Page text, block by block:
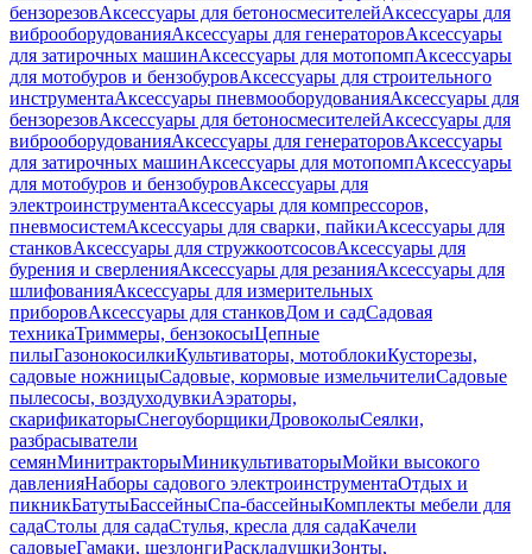
бензорезовАксессуары для бетоносмесителейАксессуары для
виброоборудованияАксессуары для генераторовАксессуары
для затирочных машинАксессуары для мотопомпАксессуары
для мотобуров и бензобуровАксессуары для строительного
инструментаАксессуары пневмооборудованияАксессуары для
бензорезовАксессуары для бетоносмесителейАксессуары для
виброоборудованияАксессуары для генераторовАксессуары
для затирочных машинАксессуары для мотопомпАксессуары
для мотобуров и бензобуровАксессуары для
электроинструментаАксессуары для компрессоров,
пневмосистемАксессуары для сварки, пайкиАксессуары для
станковАксессуары для стружкоотсосовАксессуары для
бурения и сверленияАксессуары для резанияАксессуары для
шлифованияАксессуары для измерительных
приборовАксессуары для станковДом и садСадовая
техникаТриммеры, бензокосыЦепные
пилыГазонокосилкиКультиваторы, мотоблокиКусторезы,
садовые ножницыСадовые, кормовые измельчителиСадовые
пылесосы, воздуходувкиАэраторы,
скарификаторыСнегоуборщикиДровоколыСеялки,
разбрасыватели
семянМинитракторыМиникультиваторыМойки высокого
давленияНаборы садового электроинструментаОтдых и
пикникБатутыБассейныСпа-бассейныКомплекты мебели для
садаСтолы для садаСтулья, кресла для садаКачели
садовыеГамаки, шезлонгиРаскладушкиЗонты,